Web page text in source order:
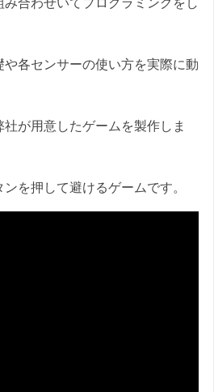
各センサーの使い方を実際に動
が用意したゲームを製作しま
を押して避けるゲームです。